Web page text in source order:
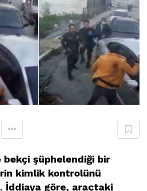
bekçi şüphelendiği bir
kimlik kontrolünü
İddiaya göre, araçtaki